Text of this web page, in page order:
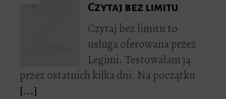
Czytaj bez limitu
Czytaj bez limitu to
usługa oferowana przez
Legimi. Testowałam ją
przez ostatnich kilka dni. Na początku
[...]